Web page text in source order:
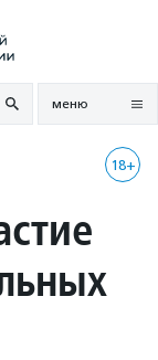
меню
18+